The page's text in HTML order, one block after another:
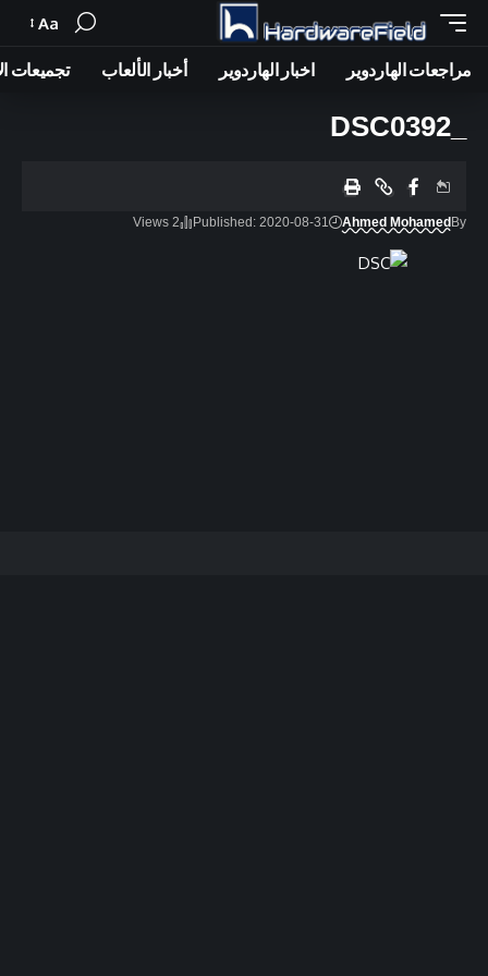
Font
Resizer
Aa
مراجعات الهاردوير اخبار الهاردوير أخبار الألعاب تجميعات
By
Ahmed Mohamed
Published: 2020-08-31
2 Views